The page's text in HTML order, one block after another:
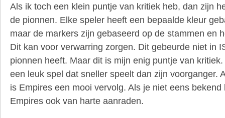
Als ik toch een klein puntje van kritiek heb, dan zijn
de pionnen. Elke speler heeft een bepaalde kleur
maar de markers zijn gebaseerd op de stammen en
Dit kan voor verwarring zorgen. Dit gebeurde niet in
pionnen heeft. Maar dit is mijn enig puntje van
een leuk spel dat sneller speelt dan zijn voorganger.
is Empires een mooi vervolg. Als je niet eens
Empires ook van harte aanraden.